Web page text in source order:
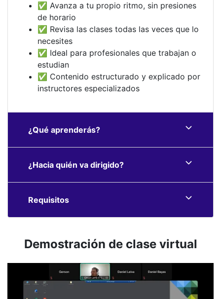
✅ Avanza a tu propio ritmo, sin presiones
de horario
✅ Revisa las clases todas las veces que lo
necesites
✅ Ideal para profesionales que trabajan o
estudian
✅ Contenido estructurado y explicado por
instructores especializados
¿Qué aprenderás?
¿Hacia quién va dirigido?
Requisitos
Demostración de clase virtual